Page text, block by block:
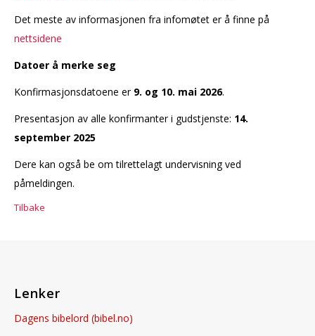
Det meste av informasjonen fra infomøtet er å finne på
nettsidene
Datoer å merke seg
Konfirmasjonsdatoene er 9. og 10. mai 2026.
Presentasjon av alle konfirmanter i gudstjenste: 14.
september 2025
Dere kan også be om tilrettelagt undervisning ved
påmeldingen.
Tilbake
Lenker
Dagens bibelord (bibel.no)